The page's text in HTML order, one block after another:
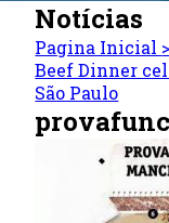
Notícias
Pagina Inicial >
Beef Dinner
São Paulo